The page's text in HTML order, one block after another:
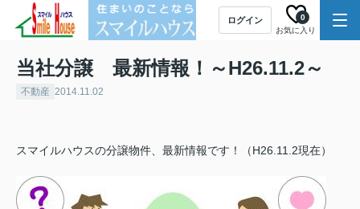
ログイン
お気に入り
0
当社分譲 最新情報！～H26.11.2～
不動産 2014.11.02
スマイルハウスの分譲物件、最新情報です！（H26.11.2現在）